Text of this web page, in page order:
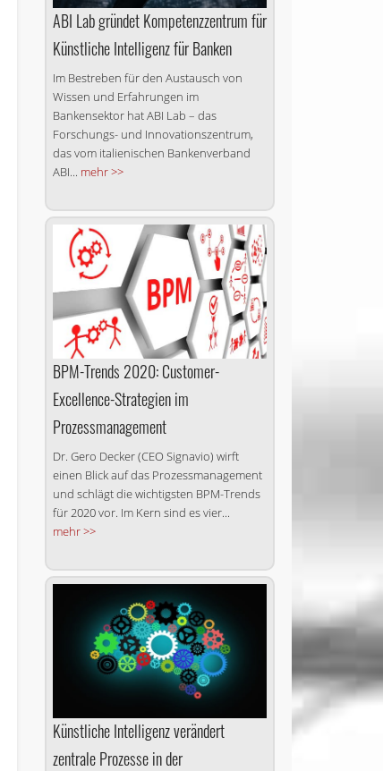
ABI Lab gründet Kompetenzzentrum für
Künstliche Intelligenz für Banken
Im Bestreben für den Austausch von
Wissen und Erfahrungen im
Bankensektor hat ABI Lab – das
Forschungs- und Innovationszentrum,
das vom italienischen Bankenverband
ABI... mehr >>
BPM-Trends 2020: Customer-
Excellence-Strategien im
Prozessmanagement
Dr. Gero Decker (CEO Signavio) wirft
einen Blick auf das Prozessmanagement
und schlägt die wichtigsten BPM-Trends
für 2020 vor. Im Kern sind es vier...
mehr >>
Künstliche Intelligenz verändert
zentrale Prozesse in der